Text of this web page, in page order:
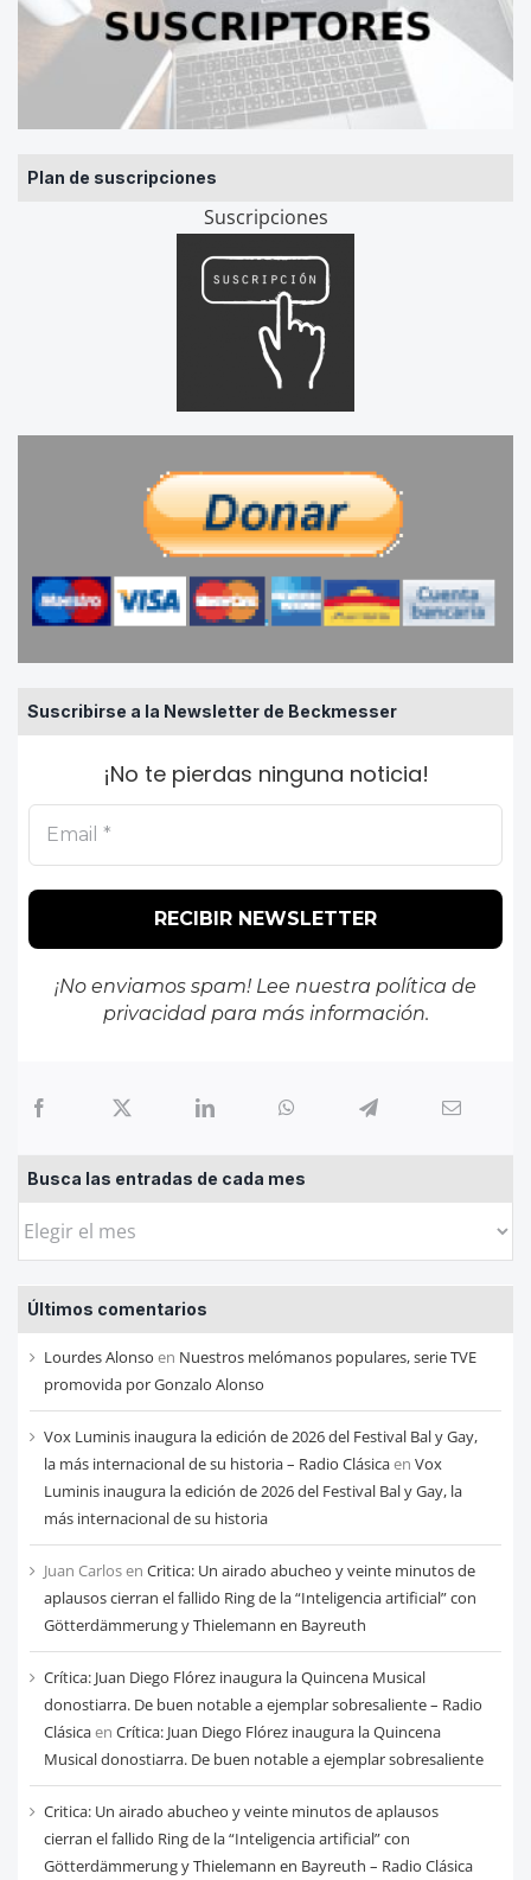
Plan de suscripciones
Suscripciones
Suscribirse a la Newsletter de Beckmesser
¡No te pierdas ninguna noticia!
¡No enviamos spam! Lee nuestra política de
privacidadpara más información.
Busca las entradas de cada mes
Busca
entradas
de
cada
mes
Últimos comentarios
Lourdes Alonso en Nuestros melómanos populares, serie TVE
promovida por Gonzalo Alonso
Vox Luminis inaugura la edición de 2026 del Festival Bal y Gay,
la más internacional de su historia – Radio Clásicaen Vox
Luminis inaugura la edición de 2026 del Festival Bal y Gay, la
más internacional de su historia
Juan Carlosen Critica: Un airado abucheo y veinte minutos de
aplausos cierran el fallido Ring de la “Inteligencia artificial” con
Götterdämmerung y Thielemann en Bayreuth
Crítica: Juan Diego Flórez inaugura la Quincena Musical
donostiarra. De buen notable a ejemplar sobresaliente – Radio
Clásicaen Crítica: Juan Diego Flórez inaugura la Quincena
Musical donostiarra. De buen notable a ejemplar sobresaliente
Critica: Un airado abucheo y veinte minutos de aplausos
cierran el fallido Ring de la “Inteligencia artificial” con
Götterdämmerung y Thielemann en Bayreuth – Radio Clásica